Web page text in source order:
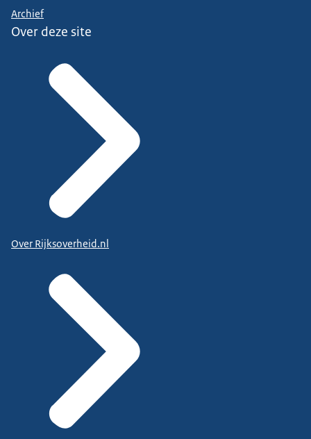
Archief
Over deze site
Over Rijksoverheid.nl